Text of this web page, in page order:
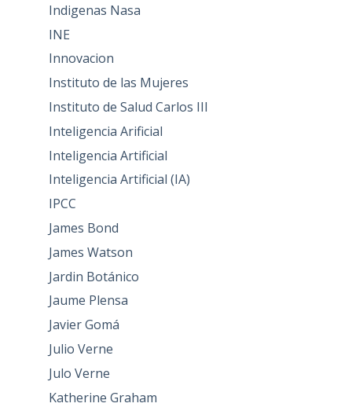
Indigenas Nasa
INE
Innovacion
Instituto de las Mujeres
Instituto de Salud Carlos III
Inteligencia Arificial
Inteligencia Artificial
Inteligencia Artificial (IA)
IPCC
James Bond
James Watson
Jardin Botánico
Jaume Plensa
Javier Gomá
Julio Verne
Julo Verne
Katherine Graham